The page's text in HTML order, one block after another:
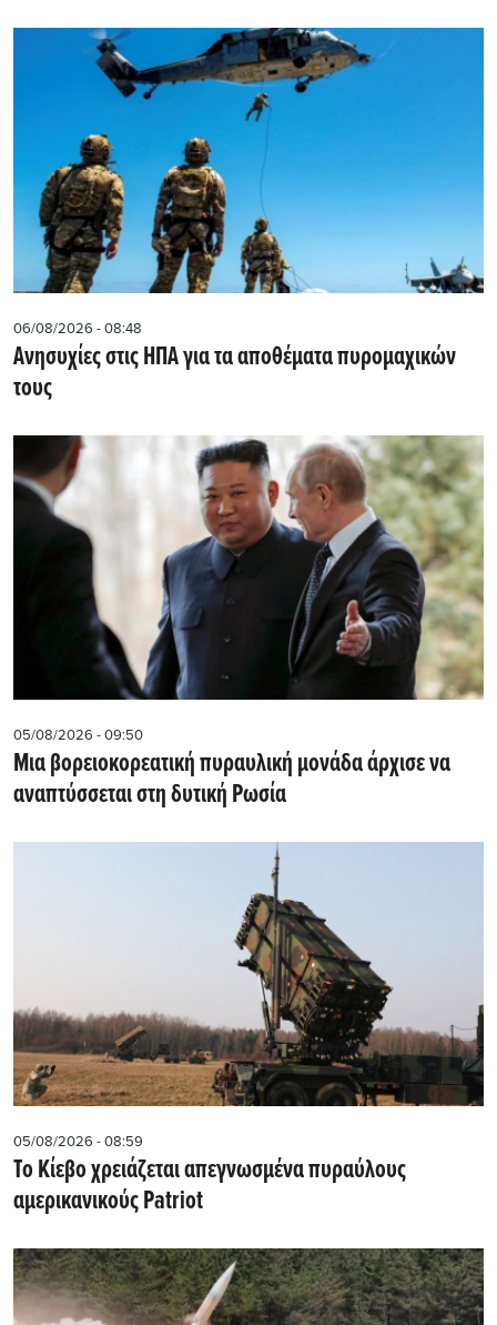
06/08/2026 - 08:48
Ανησυχίες στις ΗΠΑ για τα αποθέματα πυρομαχικών
τους
05/08/2026 - 09:50
Μια βορειοκορεατική πυραυλική μονάδα άρχισε να
αναπτύσσεται στη δυτική Ρωσία
05/08/2026 - 08:59
Το Κίεβο χρειάζεται απεγνωσμένα πυραύλους
αμερικανικούς Patriot